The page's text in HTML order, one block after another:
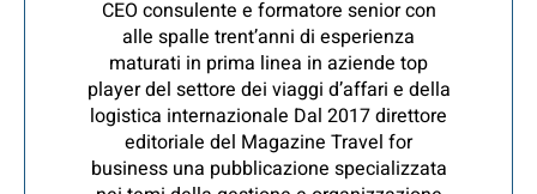
CEO consulente e formatore senior con
alle spalle trent’anni di esperienza
maturati in prima linea in aziende top
player del settore dei viaggi d’affari e della
logistica internazionale Dal 2017 direttore
editoriale del Magazine Travel for
business una pubblicazione specializzata